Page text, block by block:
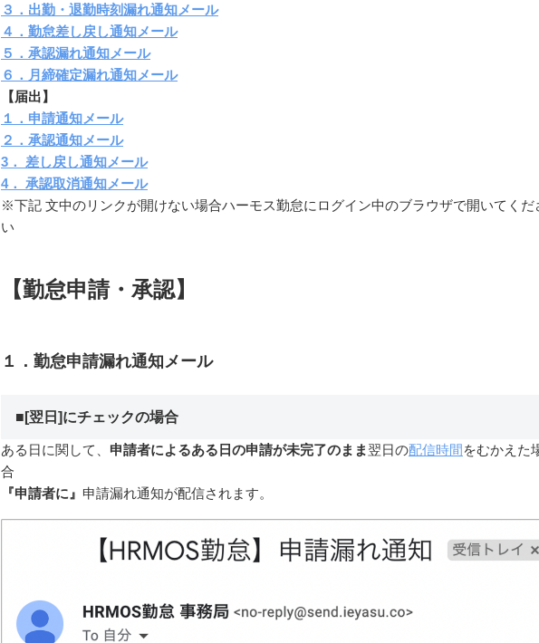
３．出勤・退勤時刻漏れ通知メール
４．勤怠差し戻し通知メール
５．承認漏れ通知メール
６．月締確定漏れ通知メール
【届出】
１．申請通知メール
２．承認通知メール
3． 差し戻し通知メール
4． 承認取消通知メール
※下記 文中のリンクが開けない場合ハーモス勤怠にログイン中のブラウザで開いてくだ
い
【勤怠申請・承認】
１．勤怠申請漏れ通知メール
■[翌日]にチェックの場合
ある日に関して、 申請者によるある日の申請が未完了のまま 翌日の配信時間をむかえた
合
『申請者に』 申請漏れ通知が配信されます。